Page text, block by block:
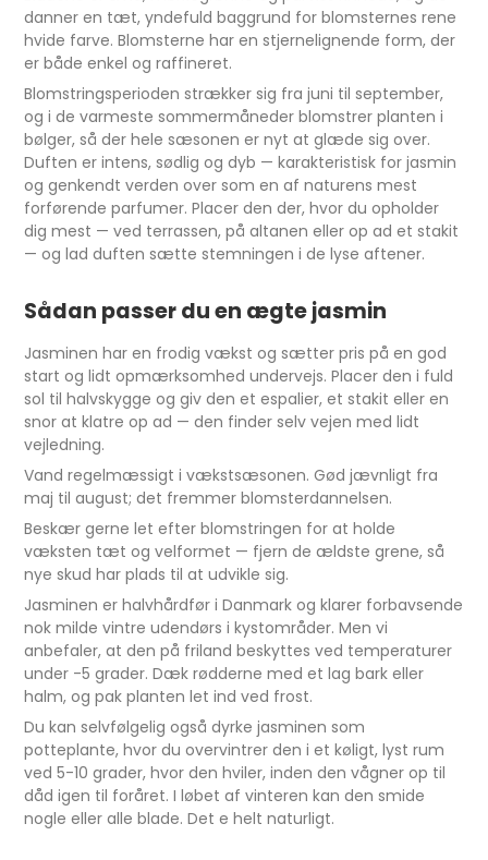
danner en tæt, yndefuld baggrund for blomsternes rene
hvide farve. Blomsterne har en stjernelignende form, der
er både enkel og raffineret.
Blomstringsperioden strækker sig fra juni til september,
og i de varmeste sommermåneder blomstrer planten i
bølger, så der hele sæsonen er nyt at glæde sig over.
Duften er intens, sødlig og dyb — karakteristisk for jasmin
og genkendt verden over som en af naturens mest
forførende parfumer. Placer den der, hvor du opholder
dig mest — ved terrassen, på altanen eller op ad et stakit
— og lad duften sætte stemningen i de lyse aftener.
Sådan passer du en ægte jasmin
Jasminen har en frodig vækst og sætter pris på en god
start og lidt opmærksomhed undervejs. Placer den i fuld
sol til halvskygge og giv den et espalier, et stakit eller en
snor at klatre op ad — den finder selv vejen med lidt
vejledning.
Vand regelmæssigt i vækstsæsonen. Gød jævnligt fra
maj til august; det fremmer blomsterdannelsen.
Beskær gerne let efter blomstringen for at holde
væksten tæt og velformet — fjern de ældste grene, så
nye skud har plads til at udvikle sig.
Jasminen er halvhårdfør i Danmark og klarer forbavsende
nok milde vintre udendørs i kystområder. Men vi
anbefaler, at den på friland beskyttes ved temperaturer
under -5 grader. Dæk rødderne med et lag bark eller
halm, og pak planten let ind ved frost.
Du kan selvfølgelig også dyrke jasminen som
potteplante, hvor du overvintrer den i et køligt, lyst rum
ved 5-10 grader, hvor den hviler, inden den vågner op til
dåd igen til foråret. I løbet af vinteren kan den smide
nogle eller alle blade. Det e helt naturligt.